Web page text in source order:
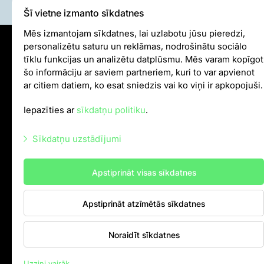
Par mums
Misija un vērtības
Stratēģija
Pārvaldība
Atbildīga darbība un politikas
Vēsture
Iepirkumi
Cita saimnieciskā darbība
Gada grāmatas
Brīvprātīgais darbs
Sīkdatņu politika
Iekšējās kārtības noteikumi
Autortiesības
+37128001109,P–Pk 10.00–18.00
Meža prospekts 1, Rīga, LV-1014
Kontakti
Šī vietne izmanto sīkdatnes
Mēs izmantojam sīkdatnes, lai uzlabotu jūsu pieredzi,
personalizētu saturu un reklāmas, nodrošinātu sociālo
tīklu funkcijas un analizētu datplūsmu. Mēs varam kopīgot
šo informāciju ar saviem partneriem, kuri to var apvienot
ar citiem datiem, ko esat sniedzis vai ko viņi ir apkopojuši.
Iepazīties arsīkdatņu politiku.
Sīkdatņu uzstādījumi
Mārketinga sīkdatnes
Statistikas sīkdatnes
Citas sīkdatnes
Apstiprināt visas sīkdatnes
Apstiprināt atzīmētās sīkdatnes
Noraidīt sīkdatnes